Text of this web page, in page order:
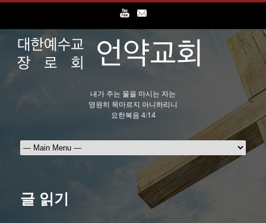
내가 주는 물을 마시는 자는
영원히 목마르지 아니하리니
요한복음 4:14
글 읽기